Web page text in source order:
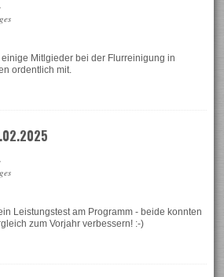
Mitlgieder bei der Flurreinigung in
ordentlich mit.
Leistungstest am Programm - beide konnten
zum Vorjahr verbessern! :-)